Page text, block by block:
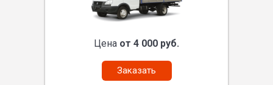
Цена от 4 000 руб.
Заказать